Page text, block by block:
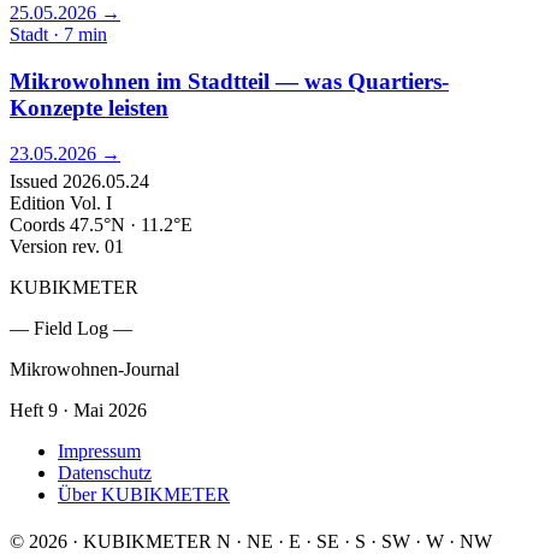
25.05.2026 →
Stadt · 7 min
Mikrowohnen im Stadtteil — was Quartiers-
Konzepte leisten
23.05.2026 →
Issued 2026.05.24
Edition Vol. I
Coords 47.5°N · 11.2°E
Version rev. 01
KUBIKMETER
— Field Log —
Mikrowohnen-Journal
Heft 9 · Mai 2026
Impressum
Datenschutz
Über KUBIKMETER
© 2026 · KUBIKMETER N · NE · E · SE · S · SW · W · NW